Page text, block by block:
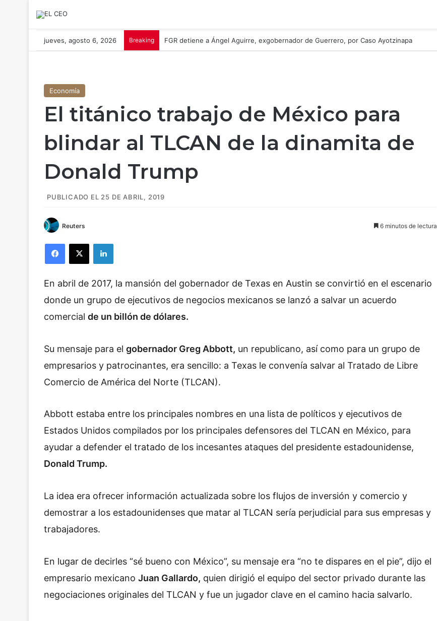
jueves, agosto 6, 2026 Breaking FGR detiene a Ángel Aguirre, exgobernador de Guerrero, por Caso Ayotzinapa
Economía
El titánico trabajo de México para
blindar al TLCAN de la dinamita de
Donald Trump
PUBLICADO EL 25 DE ABRIL, 2019
Reuters 6 minutos de lectura
En abril de 2017, la mansión del gobernador de Texas en Austin se convirtió en el escenario
donde un grupo de ejecutivos de negocios mexicanos se lanzó a salvar un acuerdo
comercial de un billón de dólares.
Su mensaje para el gobernador Greg Abbott, un republicano, así como para un grupo de
empresarios y patrocinantes, era sencillo: a Texas le convenía salvar al Tratado de Libre
Comercio de América del Norte (TLCAN).
Abbott estaba entre los principales nombres en una lista de políticos y ejecutivos de
Estados Unidos compilados por los principales defensores del TLCAN en México, para
ayudar a defender el tratado de los incesantes ataques del presidente estadounidense,
Donald Trump.
La idea era ofrecer información actualizada sobre los flujos de inversión y comercio y
demostrar a los estadounidenses que matar al TLCAN sería perjudicial para sus empresas y
trabajadores.
En lugar de decirles “sé bueno con México”, su mensaje era “no te dispares en el pie”, dijo el
empresario mexicano Juan Gallardo, quien dirigió el equipo del sector privado durante las
negociaciones originales del TLCAN y fue un jugador clave en el camino hacia salvarlo.